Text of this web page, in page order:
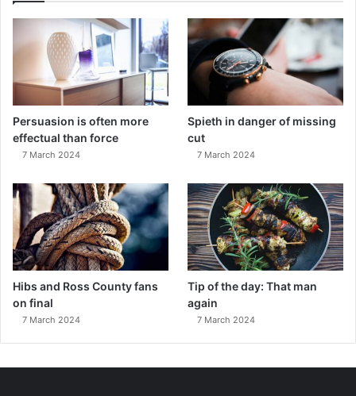
Persuasion is often more
effectual than force
7 March 2024
Spieth in danger of missing
cut
7 March 2024
Hibs and Ross County fans
on final
7 March 2024
Tip of the day: That man
again
7 March 2024